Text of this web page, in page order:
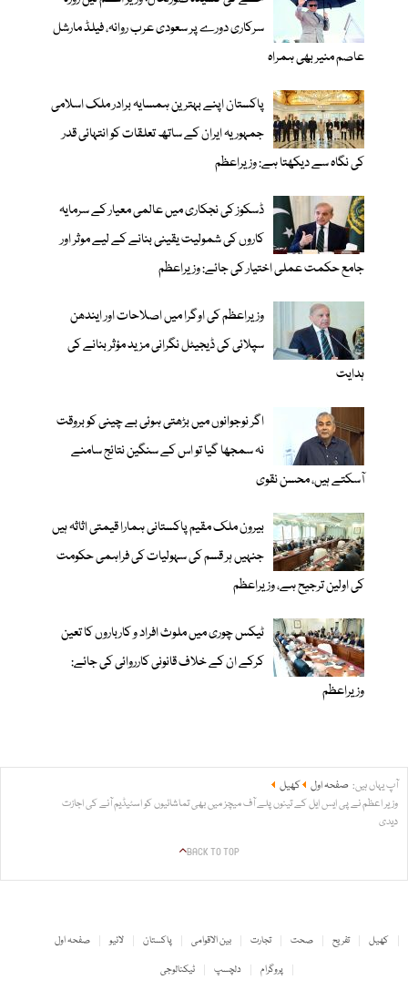
سرکاری دورے پر سعودی عرب روانہ، فیلڈ مارشل
عاصم منیر بھی ہمراہ
پاکستان اپنے بہترین ہمسایہ برادر ملک اسلامی
جمہوریہ ایران کے ساتھ تعلقات کو انتہائی قدر
کی نگاہ سے دیکھتا ہے: وزیراعظم
ڈسکوز کی نجکاری میں عالمی معیار کے سرمایہ
کاروں کی شمولیت یقینی بنانے کے لیے موثر اور
جامع حکمت عملی اختیار کی جائے: وزیراعظم
وزیراعظم کی اوگرا میں اصلاحات اور ایندھن
سپلائی کی ڈیجیٹل نگرانی مزید مؤثر بنانے کی
ہدایت
اگر نوجوانوں میں بڑھتی ہوئی بے چینی کو بروقت
نہ سمجھا گیا تو اس کے سنگین نتائج سامنے
آسکتے ہیں، محسن نقوی
بیرون ملک مقیم پاکستانی ہمارا قیمتی اثاثہ ہیں
جنہیں ہر قسم کی سہولیات کی فراہمی حکومت
کی اولین ترجیح ہے، وزیراعظم
ٹیکس چوری میں ملوث افراد و کارباروں کا تعین
کرکے ان کے خلاف قانونی کارروائی کی جائے:
وزیراعظم
آپ یہاں ہیں: صفحہ اول
کھیل
وزیر اعظم نے پی ایس ایل کے تینوں پلے آف میچز میں بھی تماشائیوں کو اسٹیڈیم آنے کی اجازت
دیدی
BACK TO TOP
صفحہ اول لائیو پاکستان بین الاقوامی تجارت صحت تفریح
کھیل
ٹیکنالوجی
دلچسپ پروگرام